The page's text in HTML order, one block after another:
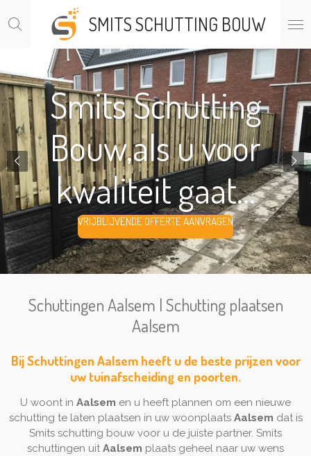
direct
hoofdinhoud
SMITS SCHUTTING BOUW
Smits Schutting
Bouw,als u voor
kwaliteit gaat...
VRIJBLIJVENDE OFFERTE AANVRAGEN
Schuttingen Aalsem | Schutting plaatsen
Aalsem
Bij Schuttingen Aalsem heeft u de beste prijzen voor
uw tuinafscheiding en poorten.
U woont in Aalsem en u heeft plannen om een nieuwe
schutting te laten plaatsen in uw woonplaats Aalsem dat is
Smits schutting bouw voor u de juiste partner. Smits
schuttingen uit Aalsem plaats geheel naar uw wens